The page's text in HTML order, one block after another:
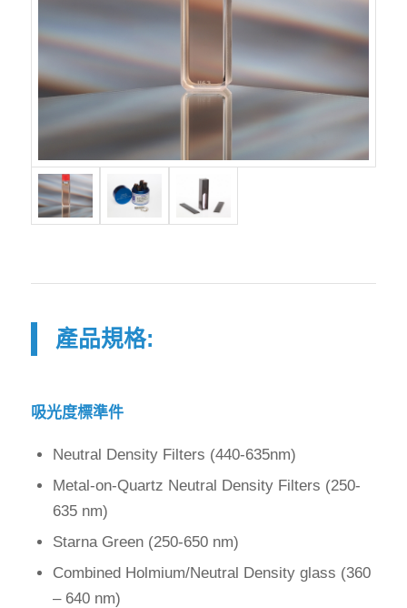
產品規格:
吸光度標準件
Neutral Density Filters (440-635nm)
Metal-on-Quartz Neutral Density Filters (250-
635 nm)
Starna Green (250-650 nm)
Combined Holmium/Neutral Density glass (360
– 640 nm)